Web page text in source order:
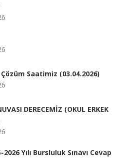
Çözüm Saatimiz (03.04.2026)
DERECEMİZ (OKUL ERKEK
2026 Yılı Bursluluk Sınavı Cevap